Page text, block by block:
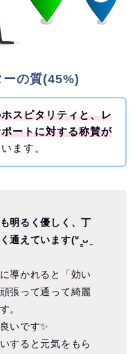
の質(45%)
スピタリティと、レ
ートに対する称賛が
ます。
明るく優しく、丁
通えています(ᐡ ̳ᴗ
導かれると「効い
張って通って綺麗
。
いです✨
すると元気をもら